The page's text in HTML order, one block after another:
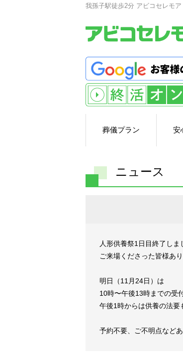
我孫子駅徒歩2分 アビコセレモ
葬儀プラン 安
ニュース
人形供養祭1日目終了しま
ご来場くださった皆様あ
明日（11月24日）は
10時〜午後13時までの受
午後1時からは供養の法要
予約不要、ご不明点など